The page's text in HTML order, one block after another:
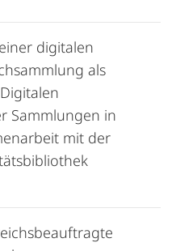
digitalen
als
Sammlungen in
mit der